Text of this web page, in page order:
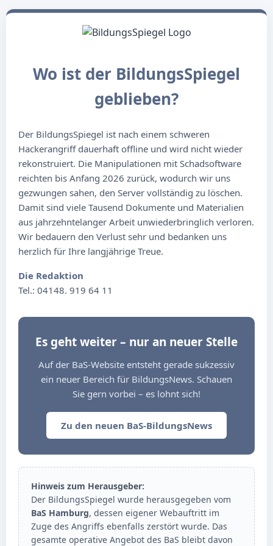
Wo ist der BildungsSpiegel
geblieben?
Der BildungsSpiegel ist nach einem schweren
Hackerangriff dauerhaft offline und wird nicht wieder
rekonstruiert. Die Manipulationen mit Schadsoftware
reichten bis Anfang 2026 zurück, wodurch wir uns
gezwungen sahen, den Server vollständig zu löschen.
Damit sind viele Tausend Dokumente und Materialien
aus jahrzehntelanger Arbeit unwiederbringlich verloren.
Wir bedauern den Verlust sehr und bedanken uns
herzlich für Ihre langjährige Treue.
Die Redaktion
Tel.: 04148. 919 64 11
Es geht weiter – nur an neuer Stelle
Auf der BaS-Website entsteht gerade sukzessiv
ein neuer Bereich für BildungsNews. Schauen
Sie gern vorbei – es lohnt sich!
Zu den neuen BaS-BildungsNews
Hinweis zum Herausgeber:
Der BildungsSpiegel wurde herausgegeben vom
BaS Hamburg, dessen eigener Webauftritt im
Zuge des Angriffs ebenfalls zerstört wurde. Das
gesamte operative Angebot des BaS bleibt davon